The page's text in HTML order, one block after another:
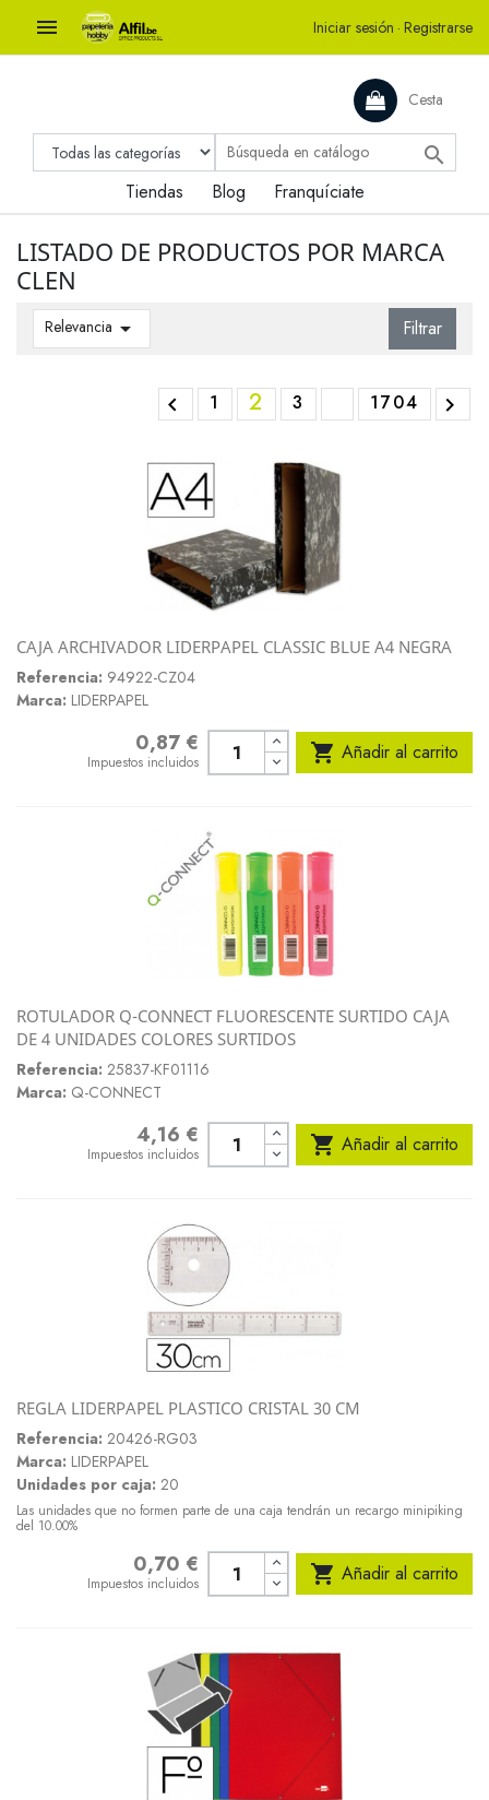
 Iniciar sesión · Registrarse
Cesta

Tiendas Blog Franquíciate
LISTADO DE PRODUCTOS POR MARCA
CLEN
Relevancia  Filtrar
 1 2 3 1704 
CAJA ARCHIVADOR LIDERPAPEL CLASSIC BLUE A4 NEGRA
Referencia: 94922-CZ04
Marca: LIDERPAPEL
0,87 €
Impuestos incluidos  Añadir al carrito
ROTULADOR Q-CONNECT FLUORESCENTE SURTIDO CAJA
DE 4 UNIDADES COLORES SURTIDOS
Referencia: 25837-KF01116
Marca: Q-CONNECT
4,16 €
Impuestos incluidos  Añadir al carrito
REGLA LIDERPAPEL PLASTICO CRISTAL 30 CM
Referencia: 20426-RG03
Marca: LIDERPAPEL
Unidades por caja: 20
Las unidades que no formen parte de una caja tendrán un recargo minipiking
del 10.00%
0,70 €
Impuestos incluidos  Añadir al carrito